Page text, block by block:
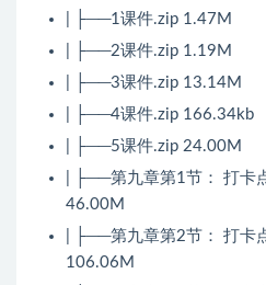
| ├──1课件.zip 1.47M
| ├──2课件.zip 1.19M
| ├──3课件.zip 13.14M
| ├──4课件.zip 166.34kb
| ├──5课件.zip 24.00M
| ├──第九章第1节： 打卡
46.00M
| ├──第九章第2节： 打卡
106.06M